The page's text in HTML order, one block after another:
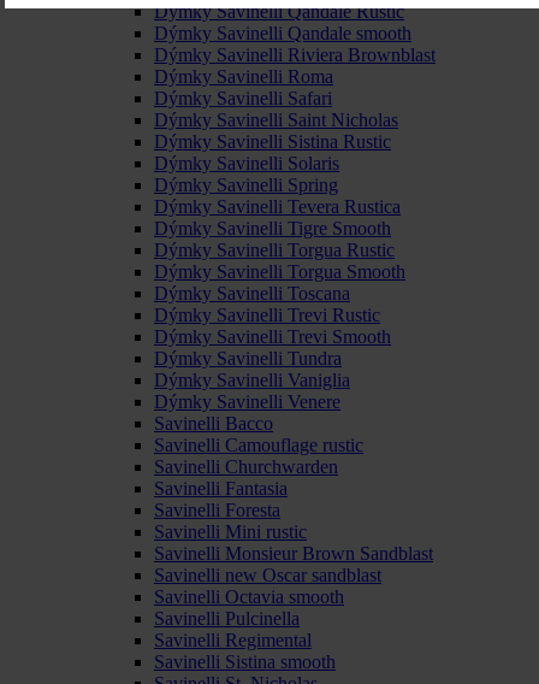
Dýmky Savinelli Qandale Rustic
Dýmky Savinelli Qandale smooth
Dýmky Savinelli Riviera Brownblast
Dýmky Savinelli Roma
Dýmky Savinelli Safari
Dýmky Savinelli Saint Nicholas
Dýmky Savinelli Sistina Rustic
Dýmky Savinelli Solaris
Dýmky Savinelli Spring
Dýmky Savinelli Tevera Rustica
Dýmky Savinelli Tigre Smooth
Dýmky Savinelli Torgua Rustic
Dýmky Savinelli Torgua Smooth
Dýmky Savinelli Toscana
Dýmky Savinelli Trevi Rustic
Dýmky Savinelli Trevi Smooth
Dýmky Savinelli Tundra
Dýmky Savinelli Vaniglia
Dýmky Savinelli Venere
Savinelli Bacco
Savinelli Camouflage rustic
Savinelli Churchwarden
Savinelli Fantasia
Savinelli Foresta
Savinelli Mini rustic
Savinelli Monsieur Brown Sandblast
Savinelli new Oscar sandblast
Savinelli Octavia smooth
Savinelli Pulcinella
Savinelli Regimental
Savinelli Sistina smooth